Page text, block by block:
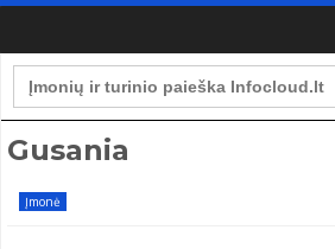
Search
for:
Gusania
Įmonė